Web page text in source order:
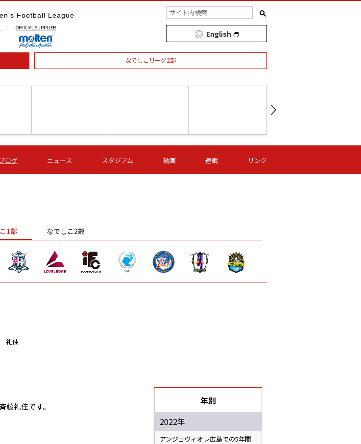
Football League
OFFICIAL SUPPLIER
English
なでしこリーグ2部
) 16:00
いちご
-
第16節 09/06 (日) 15:00
-
第16節 09/06 (日) 15:00
- -
ログ ニュース スタジアム 動画 連載 リンク
1部 なでしこ2部
礼佳
藤礼佳です。
年別
2022年
アンジュヴィオレ広島での5年間